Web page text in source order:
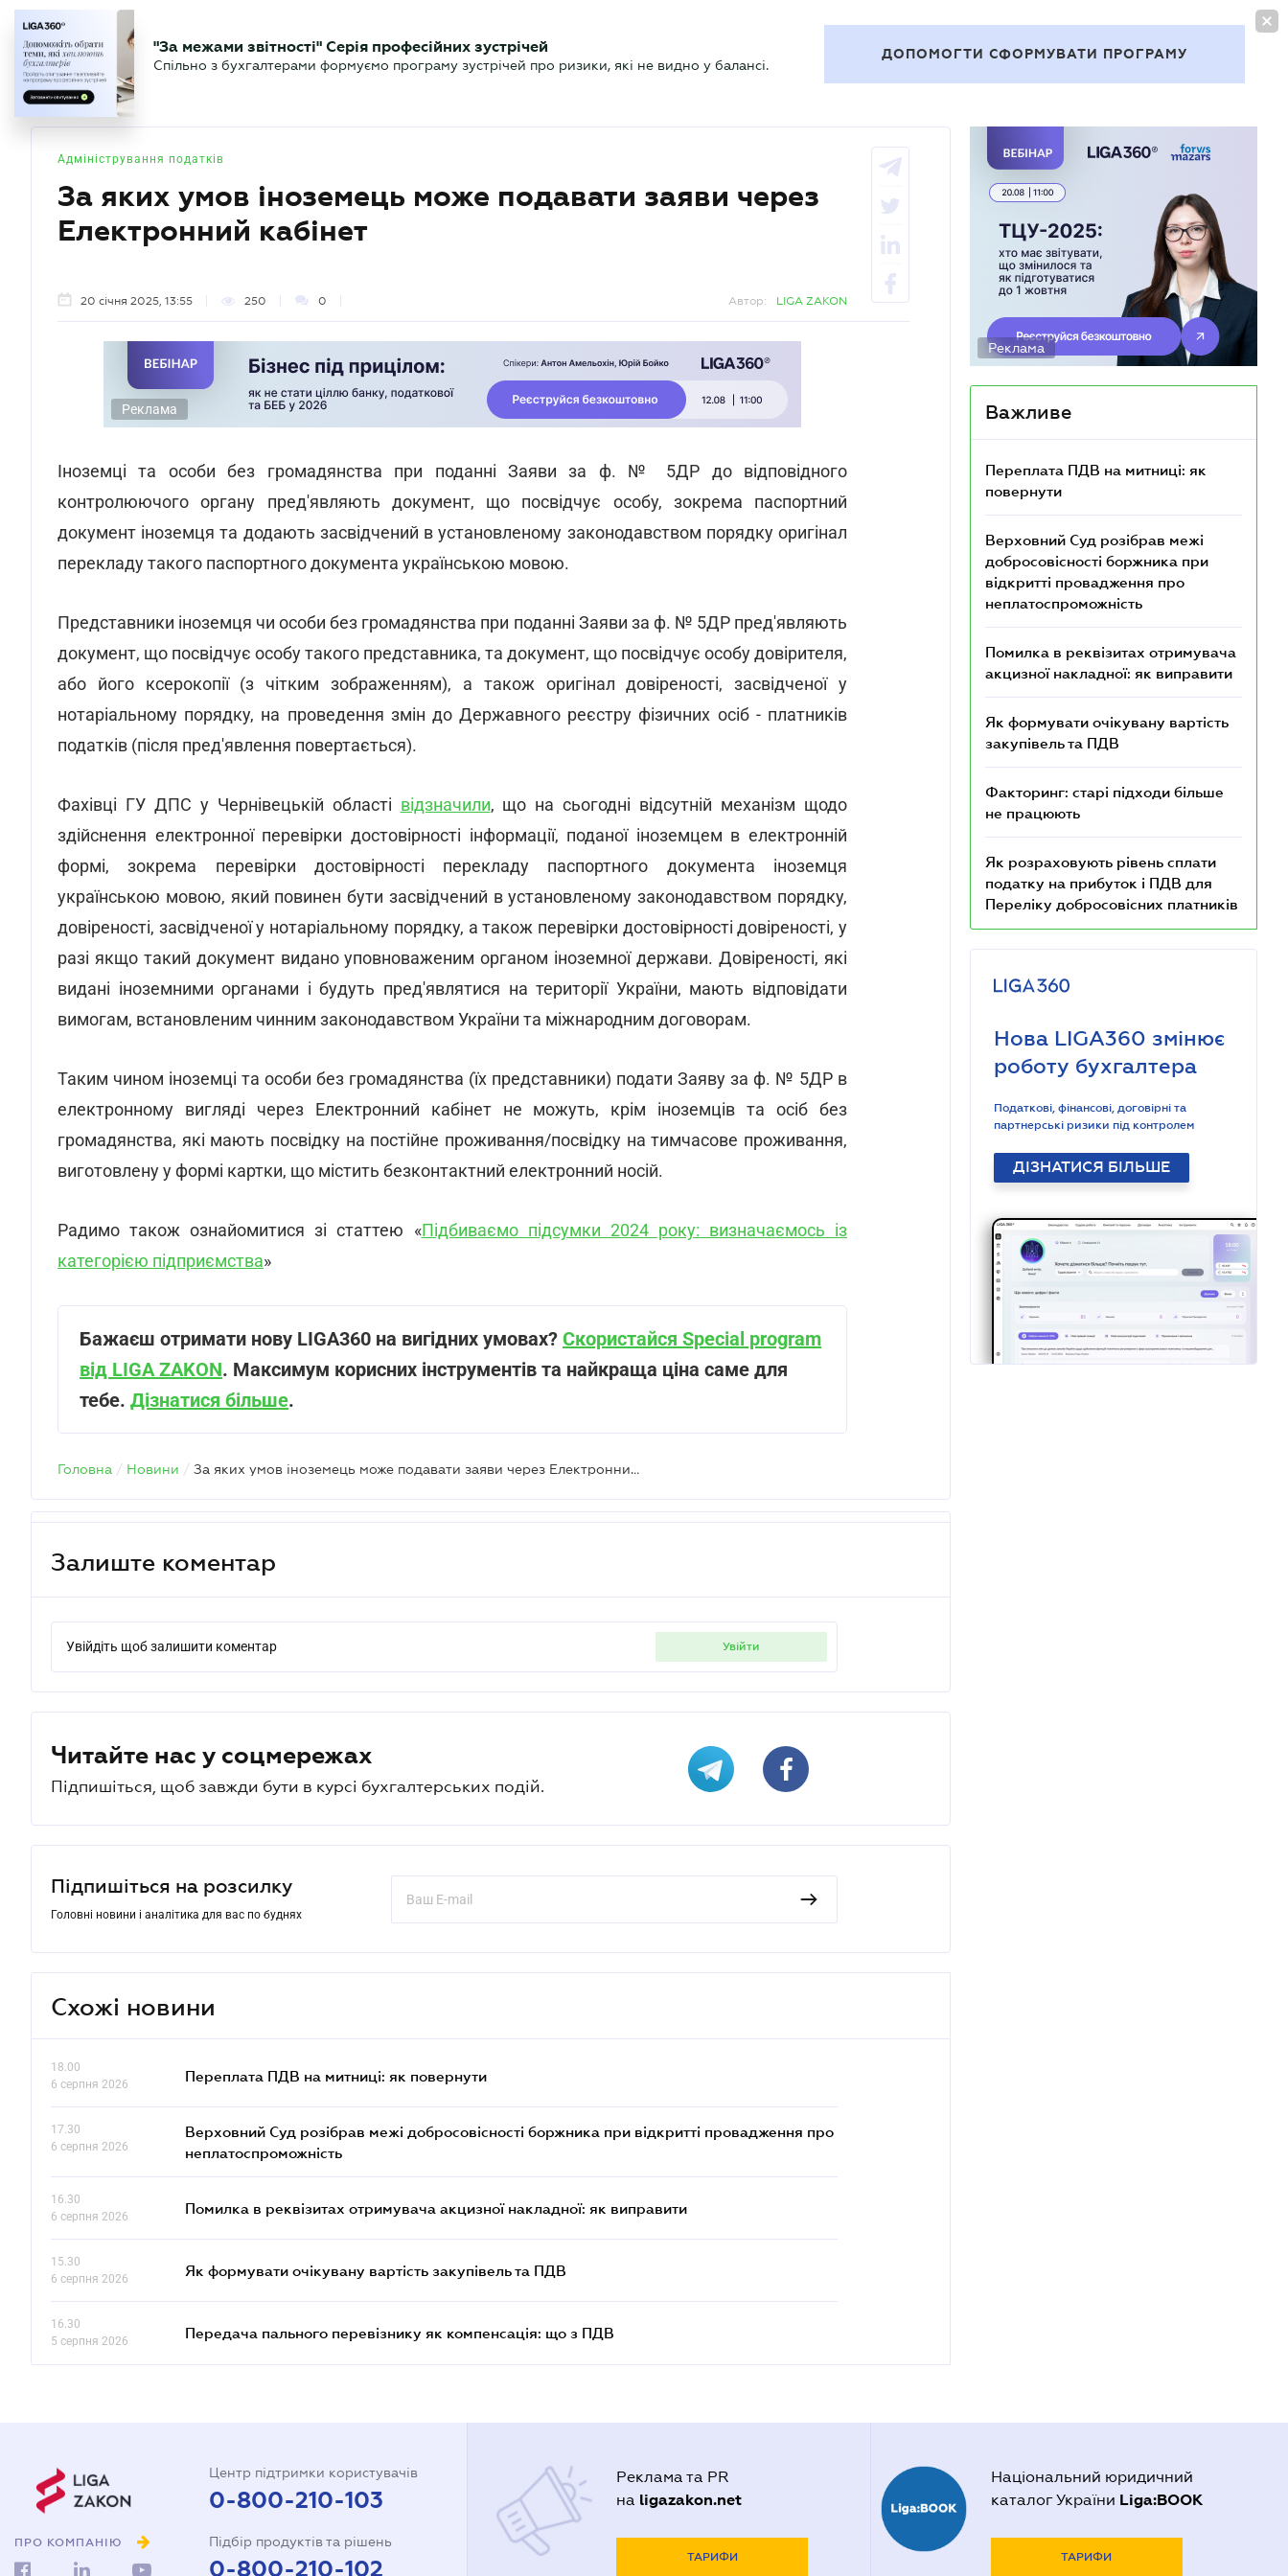
БУХГАЛТЕР Новини Аналітика Календар Актуально
"За межами звітності" Серія професійних зустрічей
Спільно з бухгалтерами формуємо програму зустрічей про ризики, які не видно у балансі.
ДОПОМОГТИ СФОРМУВАТИ ПРОГРАМУ
Адміністрування податків
За яких умов іноземець може подавати заяви через
Електронний кабінет
20 січня 2025, 13:55 250 0 Автор: LIGA ZAKON
Реклама
Іноземці та особи без громадянства при поданні Заяви за ф. № 5ДР до відповідного
контролюючого органу пред'являють документ, що посвідчує особу, зокрема паспортний
документ іноземця та додають засвідчений в установленому законодавством порядку оригінал
перекладу такого паспортного документа українською мовою.
Представники іноземця чи особи без громадянства при поданні Заяви за ф. № 5ДР пред'являють
документ, що посвідчує особу такого представника, та документ, що посвідчує особу довірителя,
або його ксерокопії (з чітким зображенням), а також оригінал довіреності, засвідченої у
нотаріальному порядку, на проведення змін до Державного реєстру фізичних осіб - платників
податків (після пред'явлення повертається).
Фахівці ГУ ДПС у Чернівецькій області відзначили, що на сьогодні відсутній механізм щодо
здійснення електронної перевірки достовірності інформації, поданої іноземцем в електронній
формі, зокрема перевірки достовірності перекладу паспортного документа іноземця
українською мовою, який повинен бути засвідчений в установленому законодавством порядку,
довіреності, засвідченої у нотаріальному порядку, а також перевірки достовірності довіреності, у
разі якщо такий документ видано уповноваженим органом іноземної держави. Довіреності, які
видані іноземними органами і будуть пред'являтися на території України, мають відповідати
вимогам, встановленим чинним законодавством України та міжнародним договорам.
Таким чином іноземці та особи без громадянства (їх представники) подати Заяву за ф. № 5ДР в
електронному вигляді через Електронний кабінет не можуть, крім іноземців та осіб без
громадянства, які мають посвідку на постійне проживання/посвідку на тимчасове проживання,
виготовлену у формі картки, що містить безконтактний електронний носій.
Радимо також ознайомитися зі статтею «Підбиваємо підсумки 2024 року: визначаємось із
категорією підприємства»
Бажаєш отримати нову LIGA360 на вигідних умовах? Скористайся Special program
від LIGA ZAKON. Максимум корисних інструментів та найкраща ціна саме для
тебе. Дізнатися більше.
Головна / Новини / За яких умов іноземець може подавати заяви через Електронний кабінет
Залиште коментар
Увійдіть щоб залишити коментар увійти
Читайте нас у соцмережах
Підпишіться, щоб завжди бути в курсі бухгалтерських подій.
Підпишіться на розсилку
Головні новини і аналітика для вас по буднях
Схожі новини
18.00
6 серпня 2026
Переплата ПДВ на митниці: як повернути
17.30
6 серпня 2026
Верховний Суд розібрав межі добросовісності боржника при відкритті провадження про
неплатоспроможність
16.30
6 серпня 2026
Помилка в реквізитах отримувача акцизної накладної: як виправити
15.30
6 серпня 2026
Як формувати очікувану вартість закупівель та ПДВ
16.30
5 серпня 2026
Передача пального перевізнику як компенсація: що з ПДВ
Реклама
Важливе
Переплата ПДВ на митниці: як
повернути
Верховний Суд розібрав межі
добросовісності боржника при
відкритті провадження про
неплатоспроможність
Помилка в реквізитах отримувача
акцизної накладної: як виправити
Як формувати очікувану вартість
закупівель та ПДВ
Факторинг: старі підходи більше
не працюють
Як розраховують рівень сплати
податку на прибуток і ПДВ для
Переліку добросовісних платників
Нова LIGA360 змінює
роботу бухгалтера
Податкові, фінансові, договірні та
партнерські ризики під контролем
ДІЗНАТИСЯ БІЛЬШЕ
ПРО КОМПАНІЮ
Центр підтримки користувачів
0-800-210-103
Підбір продуктів та рішень
0-800-210-102
Реклама та PR
на ligazakon.net
ТАРИФИ
Національний юридичний
каталог України Liga:BOOK
ТАРИФИ